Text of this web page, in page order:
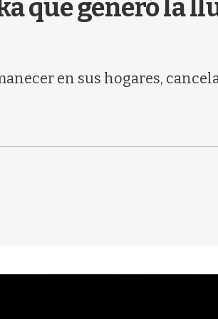
que generó la
en sus hogares,